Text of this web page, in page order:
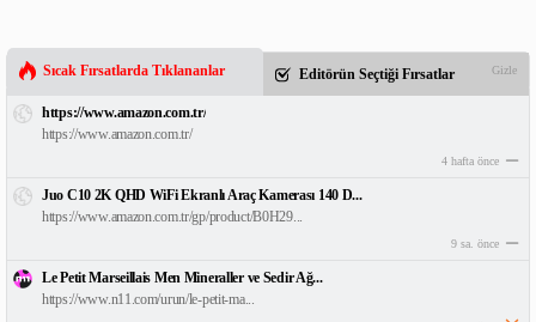
Sıcak Fırsatlarda Tıklananlar Editörün Seçtiği Fırsatlar Gizle
https://www.amazon.com.tr/
https://www.amazon.com.tr/
4 hafta önce
Juo C10 2K QHD WiFi Ekranlı Araç Kamerası 140 D...
https://www.amazon.com.tr/gp/product/B0H29...
9 sa. önce
Le Petit Marseillais Men Mineraller ve Sedir Ağ...
https://www.n11.com/urun/le-petit-ma...